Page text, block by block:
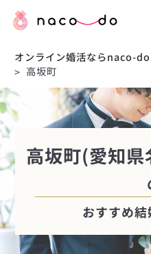
オンライン婚活ならnaco-do
> 高坂町
高坂町(愛知
おすすめ